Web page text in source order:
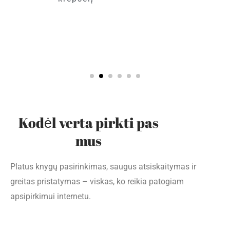
Kodėl verta pirkti pas
mus
Platus knygų pasirinkimas, saugus atsiskaitymas ir
greitas pristatymas – viskas, ko reikia patogiam
apsipirkimui internetu.